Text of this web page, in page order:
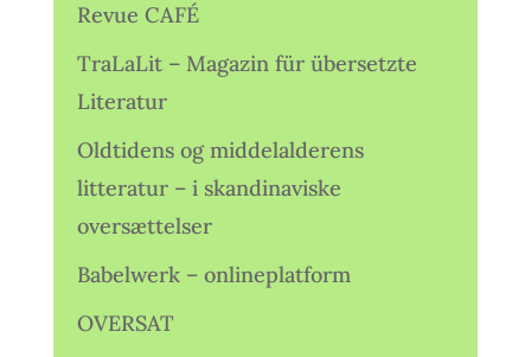
Revue CAFÉ
TraLaLit – Magazin für übersetzte
Literatur
Oldtidens og middelalderens
litteratur – i skandinaviske
oversættelser
Babelwerk – onlineplatform
OVERSAT